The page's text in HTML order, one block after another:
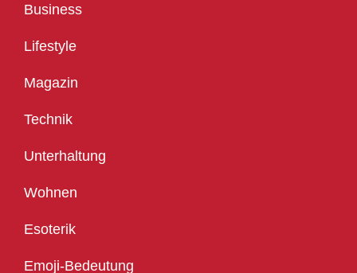
Business
Lifestyle
Magazin
Technik
Unterhaltung
Wohnen
Esoterik
Emoji-Bedeutung